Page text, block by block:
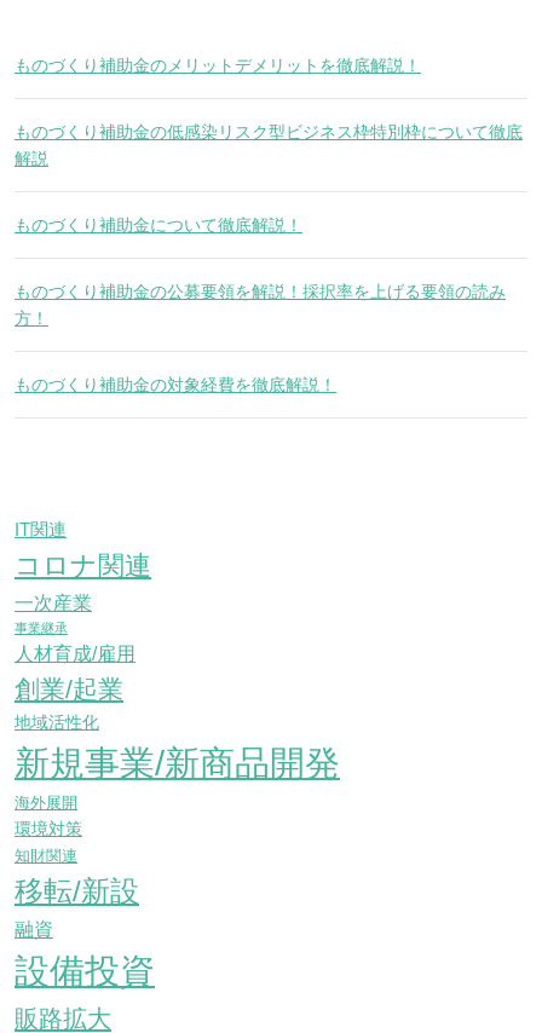
ものづくり補助金のメリットデメリットを徹底解説！
ものづくり補助金の低感染リスク型ビジネス枠特別枠について徹底
解説
ものづくり補助金について徹底解説！
ものづくり補助金の公募要領を解説！採択率を上げる要領の読み
方！
ものづくり補助金の対象経費を徹底解説！
IT関連
コロナ関連
一次産業
事業継承
人材育成/雇用
創業/起業
地域活性化
新規事業/新商品開発
海外展開
環境対策
知財関連
移転/新設
融資
設備投資
販路拡大